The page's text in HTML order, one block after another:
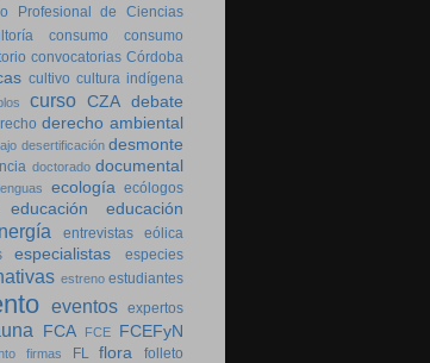
Profesional de Ciencias
consumo
consumo
convocatorias Córdoba
cultivo cultura indígena
curso CZA debate
derecho ambiental
desertificación desmonte
doctorado documental
ecología ecólogos
educación
educación
entrevistas
eólica
especialistas
especies
estreno estudiantes
eventos expertos
FCA FCE FCEFyN
firmas FL flora
folleto